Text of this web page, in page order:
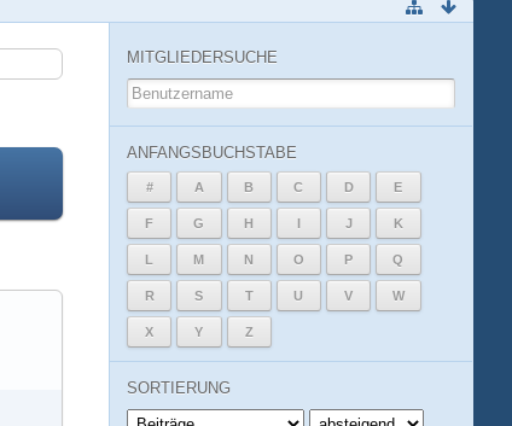
MITGLIEDERSUCHE
ANFANGSBUCHSTABE
# A B C D E
F G H I J K
L M N O P Q
R S T U V W
X Y Z
SORTIERUNG